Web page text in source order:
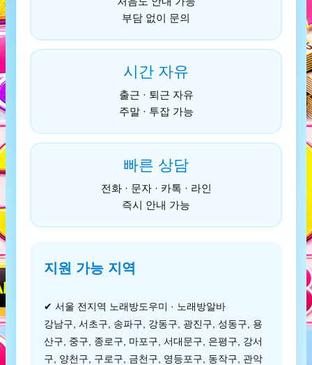
부담 없이 문의
시간 자유
출근 · 퇴근 자유
주말 · 투잡 가능
빠른 상담
전화 · 문자 · 카톡 · 라인
즉시 안내 가능
지원 가능 지역
✔ 서울 전지역 노래방도우미 · 노래방알바
강남구, 서초구, 송파구, 강동구, 광진구, 성동구, 용
산구, 중구, 종로구, 마포구, 서대문구, 은평구, 강서
구, 양천구, 구로구, 금천구, 영등포구, 동작구, 관악